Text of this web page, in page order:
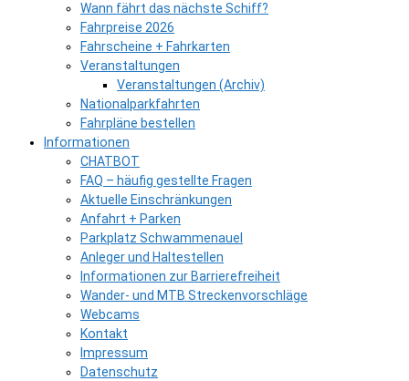
Wann fährt das nächste Schiff?
Fahrpreise 2026
Fahrscheine + Fahrkarten
Veranstaltungen
Veranstaltungen (Archiv)
Nationalparkfahrten
Fahrpläne bestellen
Informationen
CHATBOT
FAQ – häufig gestellte Fragen
Aktuelle Einschränkungen
Anfahrt + Parken
Parkplatz Schwammenauel
Anleger und Haltestellen
Informationen zur Barrierefreiheit
Wander- und MTB Streckenvorschläge
Webcams
Kontakt
Impressum
Datenschutz